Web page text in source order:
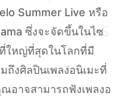
Summer Live หรือ
ซึ่งจะจัดขึ้นในไซ
ใหญ่ที่สุดในโลกที่มี
ถึงศิลปินเพลงอนิเมะที่
อาจสามารถฟังเพลงอ